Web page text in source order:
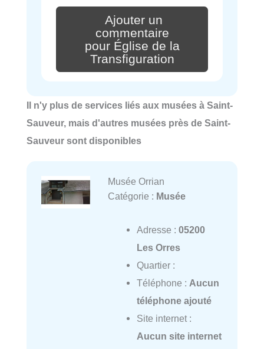
Ajouter un
commentaire
pour Église de la
Transfiguration
Il n'y plus de services liés aux musées à Saint-
Sauveur, mais d'autres musées près de Saint-
Sauveur sont disponibles
Musée Orrian
Catégorie : Musée
Adresse : 05200
Les Orres
Quartier :
Téléphone : Aucun
téléphone ajouté
Site internet :
Aucun site internet